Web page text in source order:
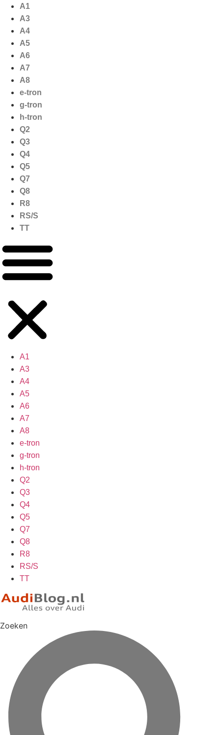
naar
inhoud
A1
A3
A4
A5
A6
A7
A8
e-tron
g-tron
h-tron
Q2
Q3
Q4
Q5
Q7
Q8
R8
RS/S
TT
A1
A3
A4
A5
A6
A7
A8
e-tron
g-tron
h-tron
Q2
Q3
Q4
Q5
Q7
Q8
R8
RS/S
TT
Zoeken